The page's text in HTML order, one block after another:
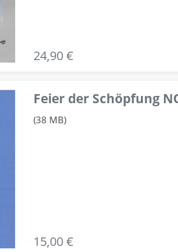
24,90 €
Feier der Schöpfung
(38 MB)
15,00 €